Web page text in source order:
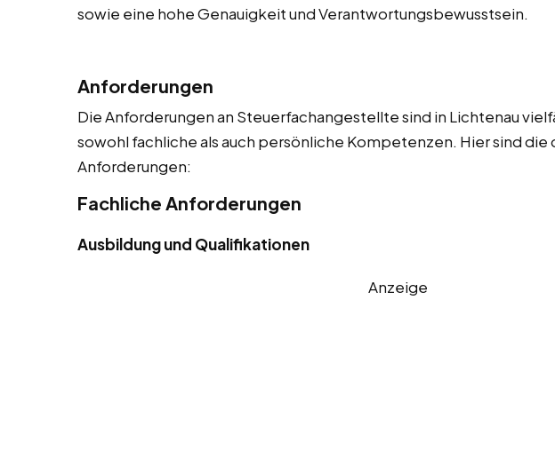
sowie eine hohe Genauigkeit und Verantwortungsbewusstsein.
Anforderungen
Die Anforderungen an Steuerfachangestellte sind in Lichtenau
sowohl fachliche als auch persönliche Kompetenzen. Hier sind
Anforderungen:
Fachliche Anforderungen
Ausbildung und Qualifikationen
Anzeige